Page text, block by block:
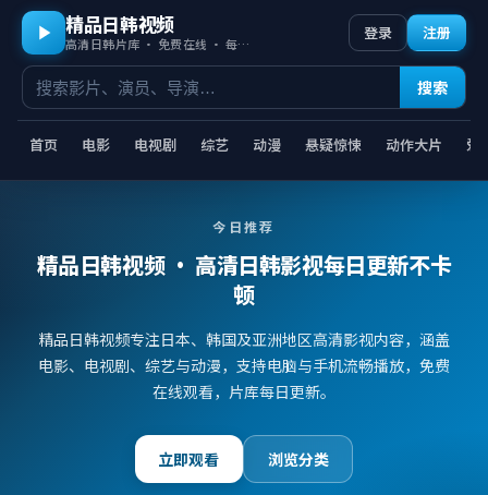
精品日韩视频
高清日韩片库 · 免费在线 · 每日更新
首页 电影 电视剧 综艺 动漫 悬疑惊悚 动作大片 爱
搜索
登录 注册
今日推荐
精品日韩视频· 高清日韩影视每日更新不卡
顿
精品日韩视频专注日本、韩国及亚洲地区高清影视内容，涵盖
电影、电视剧、综艺与动漫，支持电脑与手机流畅播放，免费
在线观看，片库每日更新。
立即观看 浏览分类